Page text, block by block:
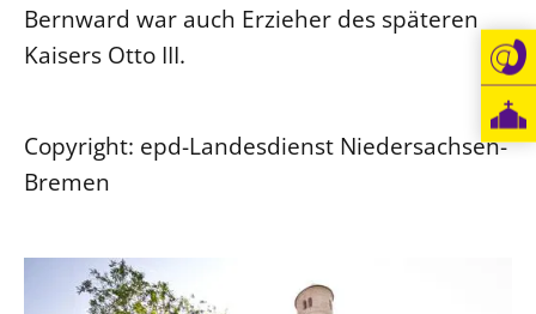
Bernward war auch Erzieher des späteren
Kaisers Otto III.
Copyright: epd-Landesdienst Niedersachsen-
Bremen
Finanzplanung
Fundraising
Corporate Design
Interventionsplan
Kantine Speiseplan
Kirchliches Amtsblatt